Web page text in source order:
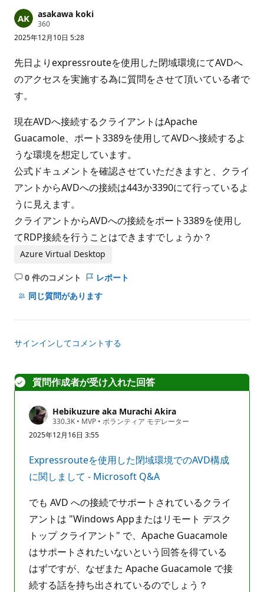
asakawa koki
360評
価
の
イ
ン
ト
2025年12月10日 5:28
先日よりexpressrouteを使用した閉域環境にてAVDへ
のアクセスを実施する為に質問をさせて頂いている者で
す。
現在AVDへ接続するクライアントはApache
Guacamole、ポート3389を使用してAVDへ接続するよ
うな環境を想定しています。
公式ドキュメントを確認させていただきますと、クライ
アントからAVDへの接続は443か3390にて行っているよ
うに見えます。
クライアントからAVDへの接続をポート3389を使用し
てRDP接続を行うことはできますでしょうか？
Azure Virtual Desktop
0 件のコメント
コ
メ
ト
あ
せ
ん
レポート
同じ質問があります
サインインしてコメントする
質問作成者が受け入れた回答
Hebikuzure aka Murachi Akira
330.3K 評
価
の
イ
ン
ト
• MVP • ボランティア モデレーター
2025年12月16日 3:55
Expressrouteを使用した閉域環境でのAVD構成
に関しまして - Microsoft Q&A
でも AVD への接続でサポートされているクライ
アントは "Windows Appまたはリモート デスク
トップ クライアント" で、Apache Guacamole
はサポートされたいないという回答を得ている
はずですが、なぜまた Apache Guacamole で接
続する話を持ち出されているのでしょう？